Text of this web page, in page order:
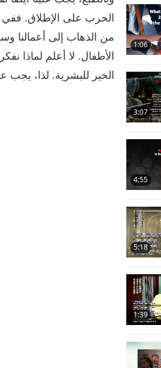
الحرب على الإطلاق.
من الذهاب إلى أعمالنا
الأطفال. لا أعلم لماذا
الخير للبشرية. لذا، يجب
1:06
3:07
4:55
5:18
1:39